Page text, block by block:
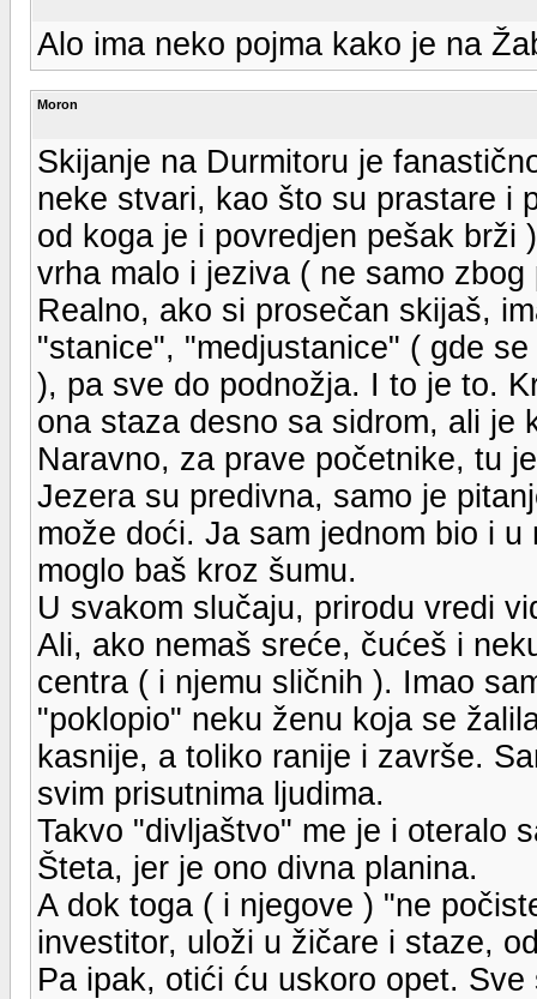
Alo ima neko pojma kako je na
Moron
Skijanje na Durmitoru je
neke stvari, kao što su prastare i
od koga je i povredjen pešak brži
vrha malo i jeziva ( ne samo
Realno, ako si prosečan skijaš,
"stanice", "medjustanice" ( gde
), pa sve do podnožja. I to je to.
ona staza desno sa sidrom, ali je
Naravno, za prave početnike, tu
Jezera su predivna, samo je
može doći. Ja sam jednom bio i
moglo baš kroz šumu.
U svakom slučaju, prirodu vredi
Ali, ako nemaš sreće, čućeš i
centra ( i njemu sličnih ). Imao
"poklopio" neku ženu koja se
kasnije, a toliko ranije i završe.
svim prisutnima ljudima.
Takvo "divljaštvo" me je i oteralo
Šteta, jer je ono divna planina.
A dok toga ( i njegove ) "ne
investitor, uloži u žičare i staze,
Pa ipak, otići ću uskoro opet. Sve